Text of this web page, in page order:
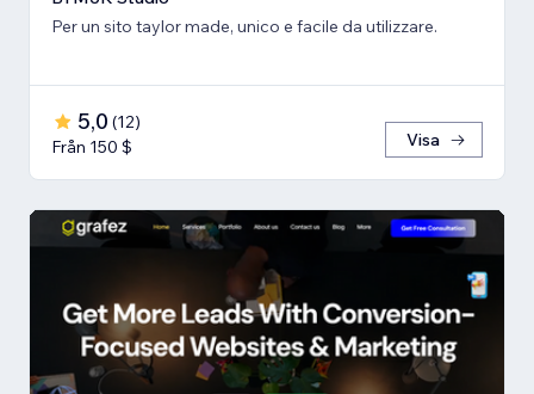
Per un sito taylor made, unico e facile da utilizzare.
5,0 (12)
Från 150 $
Visa